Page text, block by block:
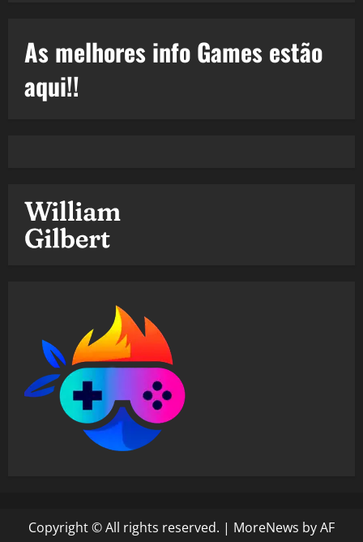
As melhores info Games estão
aqui!!
Copyright © All rights reserved. | MoreNews by AF